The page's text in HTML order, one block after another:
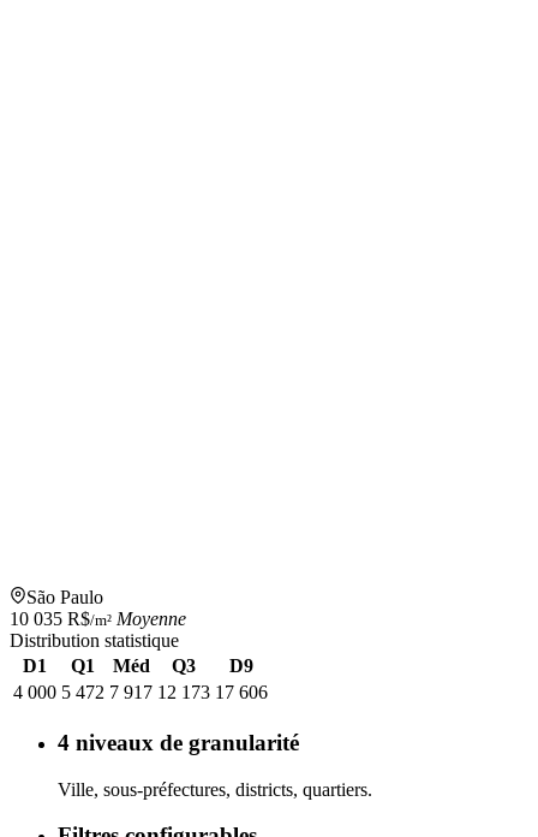
São Paulo
10 035 R$/m² Moyenne
Distribution statistique
D1
Q1 Méd Q3
D9
4 000 5 472 7 917 12 173 17 606
4 niveaux de granularité
Ville, sous-préfectures, districts, quartiers.